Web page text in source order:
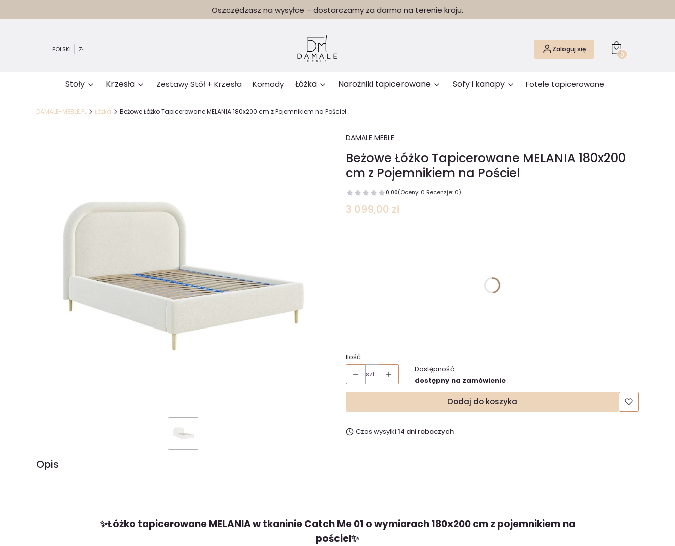
Oszczędzasz na wysyłce – dostarczamy za darmo na terenie kraju.
POLSKI ZŁ Zaloguj się Produkty w
Stoły Krzesła Zestawy Stół + Krzesła Komody Łóżka Narożniki tapicerowane Sofy i kanapy Fotele tapicerowane
DAMALE-MEBLE.PL Łóżka Beżowe Łóżko Tapicerowane MELANIA 180x200 cm z Pojemnikiem na Pościel
DAMALE MEBLE
Beżowe Łóżko Tapicerowane MELANIA 180x200
cm z Pojemnikiem na Pościel
0.00(Oceny: 0 Recenzje: 0)
Cena
3 099,00 zł
Ilość
szt.
Dostępność:
dostępny na zamówienie
Dodaj do koszyka
Czas wysyłki:14 dni roboczych
Opis
✨Łóżko tapicerowane MELANIA w tkaninie Catch Me 01 o wymiarach 180x200 cm z pojemnikiem na
pościel✨